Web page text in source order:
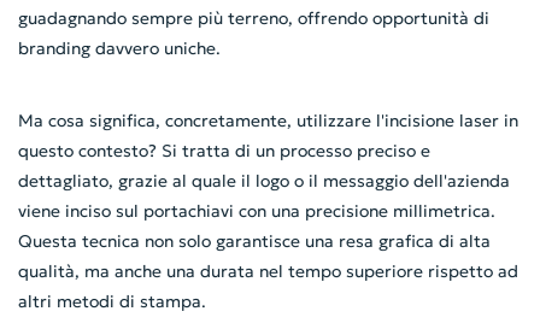
guadagnando sempre più terreno, offrendo opportunità di
branding davvero uniche.
Ma cosa significa, concretamente, utilizzare l'incisione laser in
questo contesto? Si tratta di un processo preciso e
dettagliato, grazie al quale il logo o il messaggio dell'azienda
viene inciso sul portachiavi con una precisione millimetrica.
Questa tecnica non solo garantisce una resa grafica di alta
qualità, ma anche una durata nel tempo superiore rispetto ad
altri metodi di stampa.